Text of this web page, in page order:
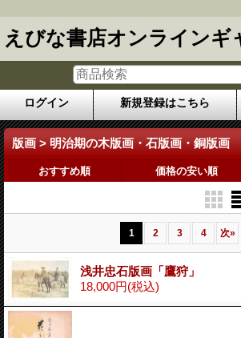
えびな書店オンラインギ
ログイン 新規登録はこちら
版画 > 明治期の木版画・石版画・銅版画
おすすめ順 価格の安い順
1 2 3 4 次»
浅井忠石版画「鷹狩」
18,000円(税込)